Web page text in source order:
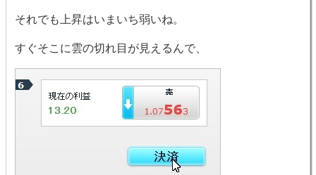
それでも上昇はいまいち弱いね。
すぐそこに雲の切れ目が見えるんで、